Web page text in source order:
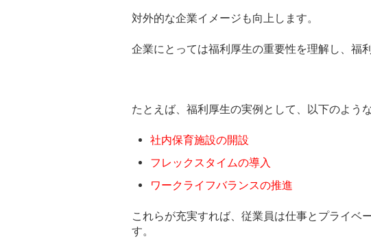
対外的な企業イメージも向上します。
企業にとっては福利厚生の重要性を理解し、福
たとえば、福利厚生の実例として、以下のよう
社内保育施設の開設
フレックスタイムの導入
ワークライフバランスの推進
これらが充実すれば、従業員は仕事とプライベ
す。